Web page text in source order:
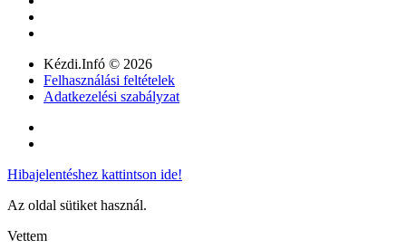
Kézdi.Infó © 2026
Felhasználási feltételek
Adatkezelési szabályzat
Hibajelentéshez kattintson ide!
Az oldal sütiket használ.
Vettem